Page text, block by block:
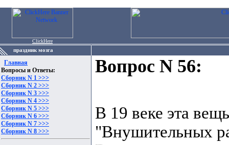
ClickHere
праздник мозга
Главная
Вопросы и Ответы:
Сборник N 1 >>>
Сборник N 2 >>>
Сборник N 3 >>>
Сборник N 4 >>>
Сборник N 5 >>>
Сборник N 6 >>>
Сборник N 7 >>>
Сборник N 8 >>>
Вопрос N 56:
В 19 веке эта
"Внушительных